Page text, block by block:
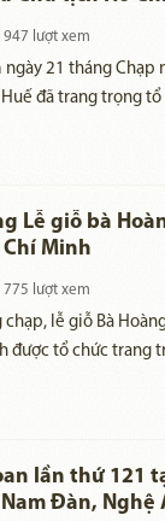
947 lượt xem
21 tháng Chạp
đã trang trọng
Thị Loan (thân
niên thiếu của
Lễ giỗ bà
Minh
775 lượt xem
lễ giỗ Bà
được tổ chức trang
lần thứ 121
Đàn, Nghệ